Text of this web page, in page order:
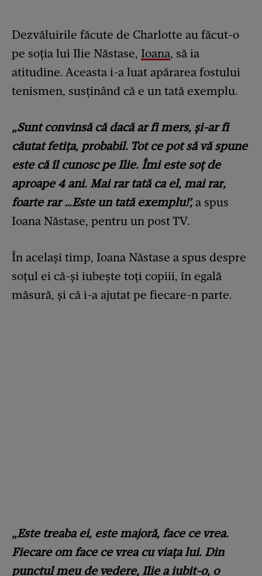
Dezvăluirile făcute de Charlotte au făcut-o
pe soția lui Ilie Năstase, Ioana, să ia
atitudine. Aceasta i-a luat apărarea fostului
tenismen, susținând că e un tată exemplu.
„Sunt convinsă că dacă ar fi mers, și-ar fi
căutat fetița, probabil. Tot ce pot să vă spune
este că îl cunosc pe Ilie. Îmi este soț de
aproape 4 ani. Mai rar tată ca el, mai rar,
foarte rar …Este un tată exemplu!’,a spus
Ioana Năstase, pentru un post TV.
În același timp, Ioana Năstase a spus despre
soțul ei că-și iubește toți copiii, în egală
măsură, și că i-a ajutat pe fiecare-n parte.
„Este treaba ei, este majoră, face ce vrea.
Fiecare om face ce vrea cu viața lui. Din
punctul meu de vedere, Ilie a iubit-o, o